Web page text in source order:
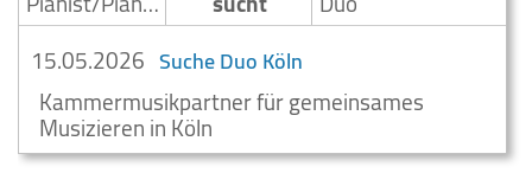
15.05.2026 Suche Duo Köln
Kammermusikpartner für gemeinsames
Musizieren in Köln